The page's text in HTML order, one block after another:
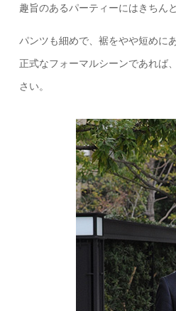
趣旨のあるパーティーにはきちん
パンツも細めで、裾をやや短めに
正式なフォーマルシーンであれば
さい。